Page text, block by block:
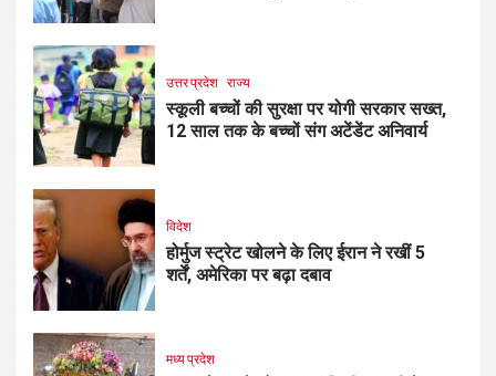
उत्तर प्रदेश राज्य
स्कूली बच्चों की सुरक्षा पर योगी सरकार सख्त,
12 साल तक के बच्चों संग अटेंडेंट अनिवार्य
विदेश
होर्मुज स्ट्रेट खोलने के लिए ईरान ने रखीं 5
शर्तें, अमेरिका पर बढ़ा दबाव
मध्य प्रदेश